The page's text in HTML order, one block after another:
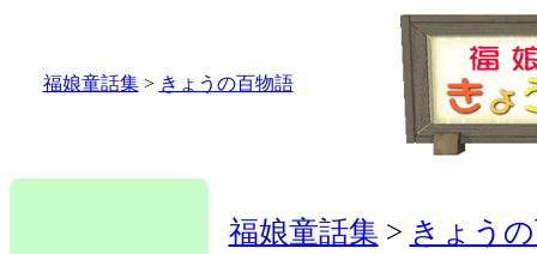
福娘童話集> きょうの百物語
福娘童話集 > きょう